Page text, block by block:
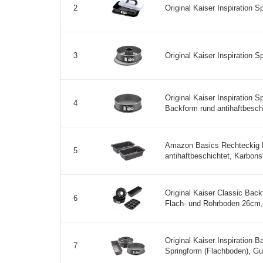
2 Original Kaiser Inspiration
3 Original Kaiser Inspiration
4
Original Kaiser Inspiration
Backform rund
5
Amazon Basics Rechteckig
antihaftbeschichtet,
6
Original Kaiser Classic
Flach- und Rohrboden
7
Original Kaiser Inspiration
Springform (Flachboden),